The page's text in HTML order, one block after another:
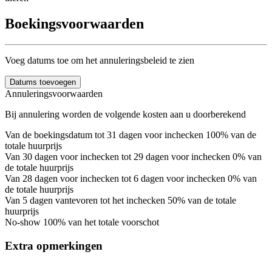
Boekingsvoorwaarden
Voeg datums toe om het annuleringsbeleid te zien
Datums toevoegen
Annuleringsvoorwaarden
Bij annulering worden de volgende kosten aan u doorberekend
Van de boekingsdatum tot 31 dagen voor inchecken 100% van de
totale huurprijs
Van 30 dagen voor inchecken tot 29 dagen voor inchecken 0% van
de totale huurprijs
Van 28 dagen voor inchecken tot 6 dagen voor inchecken 0% van
de totale huurprijs
Van 5 dagen vantevoren tot het inchecken 50% van de totale
huurprijs
No-show 100% van het totale voorschot
Extra opmerkingen